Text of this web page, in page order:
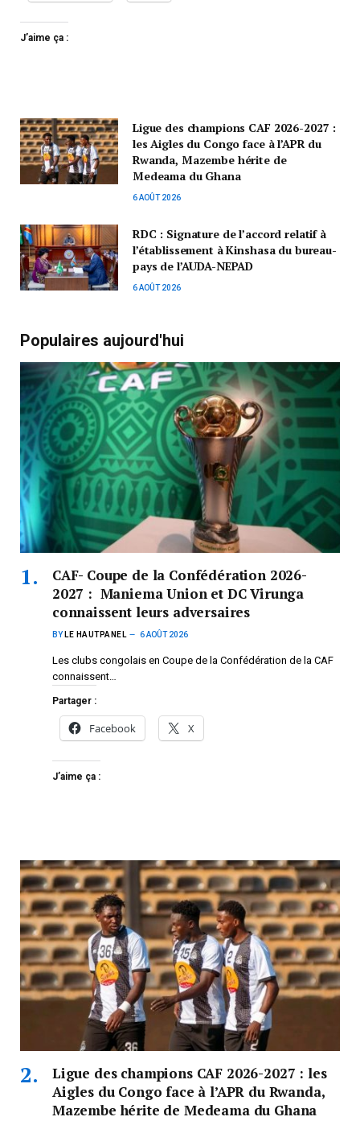
J’aime ça :
Ligue des champions CAF 2026-2027 :
les Aigles du Congo face à l’APR du
Rwanda, Mazembe hérite de
Medeama du Ghana
6 AOÛT 2026
RDC : Signature de l’accord relatif à
l’établissement à Kinshasa du bureau-
pays de l’AUDA-NEPAD
6 AOÛT 2026
Populaires aujourd'hui
CAF- Coupe de la Confédération 2026-
2027 : Maniema Union et DC Virunga
connaissent leurs adversaires
BY LE HAUTPANEL 6 AOÛT 2026
Les clubs congolais en Coupe de la Confédération de la CAF
connaissent…
Partager :
Facebook X
J’aime ça :
Ligue des champions CAF 2026-2027 : les
Aigles du Congo face à l’APR du Rwanda,
Mazembe hérite de Medeama du Ghana